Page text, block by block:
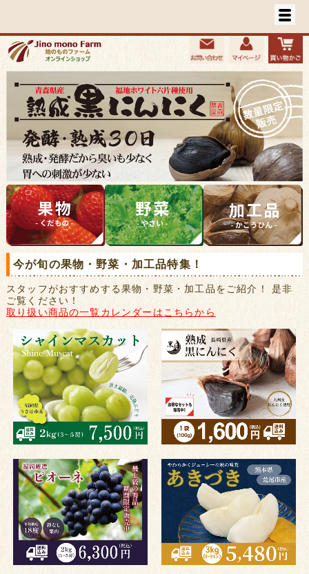
今が旬の果物・野菜・加工品特集！
スタッフがおすすめする果物・野菜・加工品をご紹介！ 是非
ご覧ください！
取り扱い商品の一覧カレンダーはこちらから